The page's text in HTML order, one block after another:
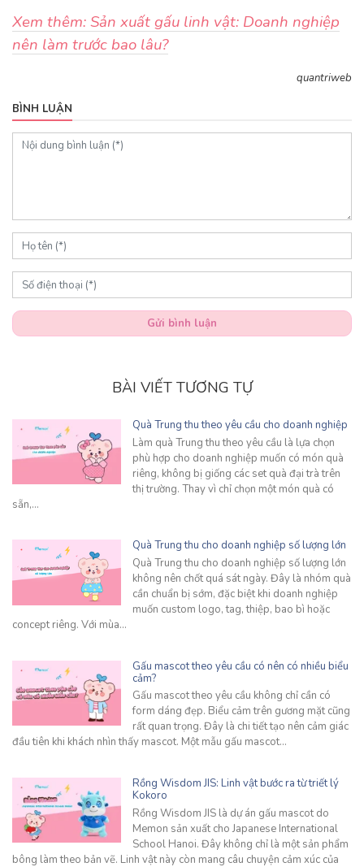
Xem thêm: Sản xuất gấu linh vật: Doanh nghiệp
nên làm trước bao lâu?
quantriweb
BÌNH LUẬN
Gửi bình luận
BÀI VIẾT TƯƠNG TỰ
Quà Trung thu theo yêu cầu cho doanh nghiệp
Làm quà Trung thu theo yêu cầu là lựa chọn
phù hợp cho doanh nghiệp muốn có món quà
riêng, không bị giống các set quà đại trà trên
thị trường. Thay vì chỉ chọn một món quà có
sẵn,…
Quà Trung thu cho doanh nghiệp số lượng lớn
Quà Trung thu cho doanh nghiệp số lượng lớn
không nên chốt quá sát ngày. Đây là nhóm quà
cần chuẩn bị sớm, đặc biệt khi doanh nghiệp
muốn custom logo, tag, thiệp, bao bì hoặc
concept riêng. Với mùa…
Gấu mascot theo yêu cầu có nên có nhiều biểu
cảm?
Gấu mascot theo yêu cầu không chỉ cần có
form dáng đẹp. Biểu cảm trên gương mặt cũng
rất quan trọng. Đây là chi tiết tạo nên cảm giác
đầu tiên khi khách nhìn thấy mascot. Một mẫu gấu mascot…
Rồng Wisdom JIS: Linh vật bước ra từ triết lý
Kokoro
Rồng Wisdom JIS là dự án gấu mascot do
Memon sản xuất cho Japanese International
School Hanoi. Đây không chỉ là một sản phẩm
bông làm theo bản vẽ. Linh vật này còn mang câu chuyện cảm xúc của